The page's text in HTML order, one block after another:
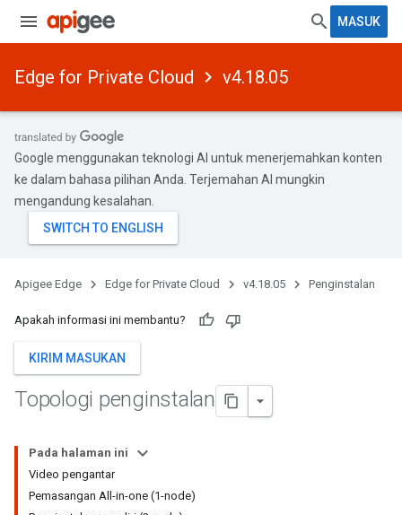
MASUK
Edge for Private Cloud v4.18.05
Google menggunakan teknologi AI untuk menerjemahkan konten
ke dalam bahasa pilihan Anda. Terjemahan AI mungkin
mengandung kesalahan.
Apigee Edge Edge for Private Cloud v4.18.05 Penginstalan
Apakah informasi ini membantu?
KIRIM MASUKAN
Topologi penginstalan
Pada halaman ini
Video pengantar
Pemasangan All-in-one (1-node)